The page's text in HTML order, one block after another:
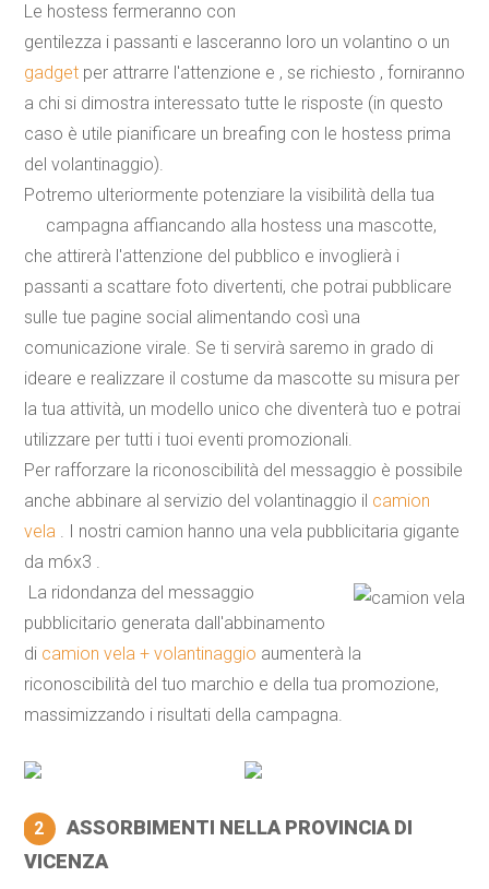
Le hostess fermeranno con
gentilezza i passanti e lasceranno loro un volantino o un
gadget per attrarre l'attenzione e , se richiesto , forniranno
a chi si dimostra interessato tutte le risposte (in questo
caso è utile pianificare un breafing con le hostess prima
del volantinaggio).
Potremo ulteriormente potenziare la visibilità della tua
campagna affiancando alla hostess una mascotte,
che attirerà l'attenzione del pubblico e invoglierà i
passanti a scattare foto divertenti, che potrai pubblicare
sulle tue pagine social alimentando così una
comunicazione virale. Se ti servirà saremo in grado di
ideare e realizzare il costume da mascotte su misura per
la tua attività, un modello unico che diventerà tuo e potrai
utilizzare per tutti i tuoi eventi promozionali.
Per rafforzare la riconoscibilità del messaggio è possibile
anche abbinare al servizio del volantinaggio il camion
vela . I nostri camion hanno una vela pubblicitaria gigante
da m6x3 .
La ridondanza del messaggio
pubblicitario generata dall'abbinamento
di camion vela + volantinaggio aumenterà la
riconoscibilità del tuo marchio e della tua promozione,
massimizzando i risultati della campagna.
2
ASSORBIMENTI NELLA PROVINCIA DI
VICENZA